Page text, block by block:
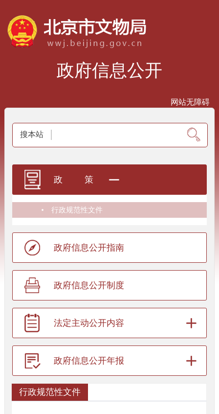
政府信息公开
网站无障碍
搜本站
政策
行政规范性文件
政府信息公开指南
政府信息公开制度
法定主动公开内容
政府信息公开年报
行政规范性文件